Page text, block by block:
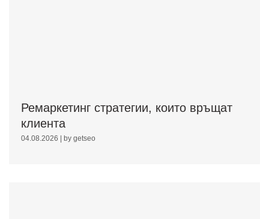
Ремаркетинг стратегии, които връщат
клиента
04.08.2026 by getseo